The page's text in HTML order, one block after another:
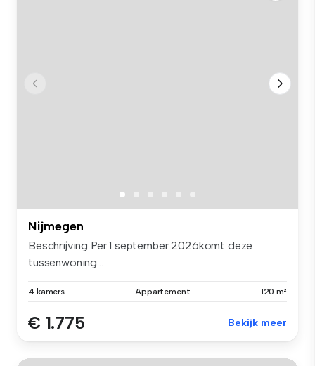
Nijmegen
Beschrijving Per 1 september 2026komt deze
tussenwoning...
4 kamers Appartement 120 m²
€ 1.775 Bekijk meer